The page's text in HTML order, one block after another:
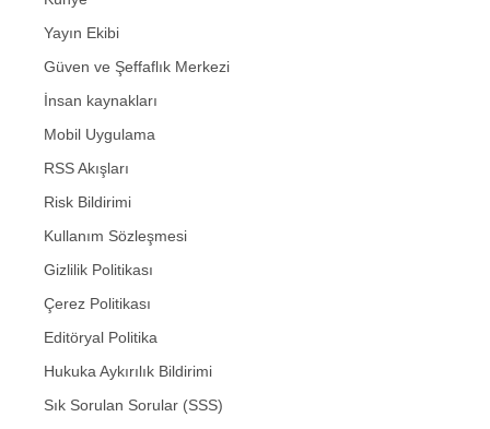
Yayın Ekibi
Güven ve Şeffaflık Merkezi
İnsan kaynakları
Mobil Uygulama
RSS Akışları
Risk Bildirimi
Kullanım Sözleşmesi
Gizlilik Politikası
Çerez Politikası
Editöryal Politika
Hukuka Aykırılık Bildirimi
Sık Sorulan Sorular (SSS)